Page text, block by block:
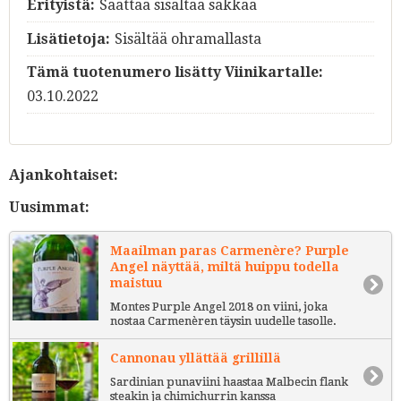
Erityistä: Saattaa sisältää sakkaa
Lisätietoja: Sisältää ohramallasta
Tämä tuotenumero lisätty Viinikartalle:
03.10.2022
Ajankohtaiset:
Uusimmat:
Maailman paras Carmenère? Purple
Angel näyttää, miltä huippu todella
maistuu
Montes Purple Angel 2018 on viini, joka
nostaa Carmenèren täysin uudelle tasolle.
Cannonau yllättää grillillä
Sardinian punaviini haastaa Malbecin flank
steakin ja chimichurrin kanssa